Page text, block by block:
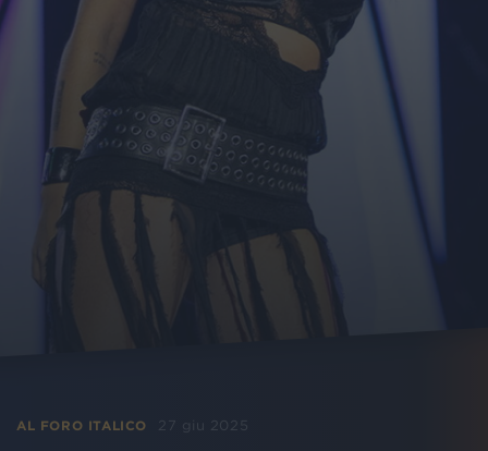
AL FORO ITALICO 27 giu 2025